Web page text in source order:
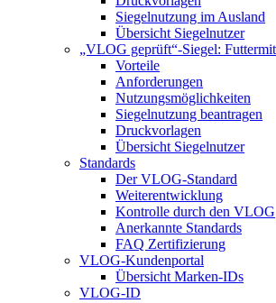
Siegelnutzung im Ausland
Übersicht Siegelnutzer
„VLOG geprüft“-Siegel:
Vorteile
Anforderungen
Nutzungsmöglichkeiten
Siegelnutzung beantragen
Druckvorlagen
Übersicht Siegelnutzer
Standards
Der VLOG-Standard
Weiterentwicklung
Kontrolle durch den VLOG
Anerkannte Standards
FAQ Zertifizierung
VLOG-Kundenportal
Übersicht Marken-IDs
VLOG-ID